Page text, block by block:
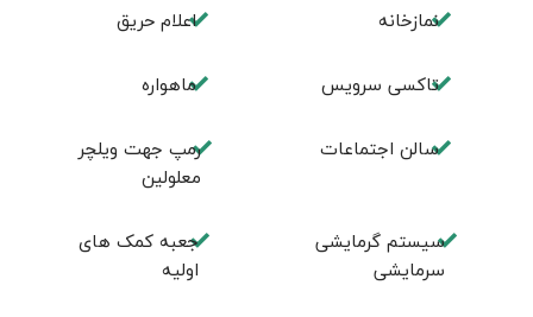
نمازخانه اعلام حریق
تاکسی سرویس ماهواره
سالن اجتماعات
رمپ جهت ویلچر
معلولین
سیستم گرمایشی
سرمایشی
جعبه کمک های
اولیه